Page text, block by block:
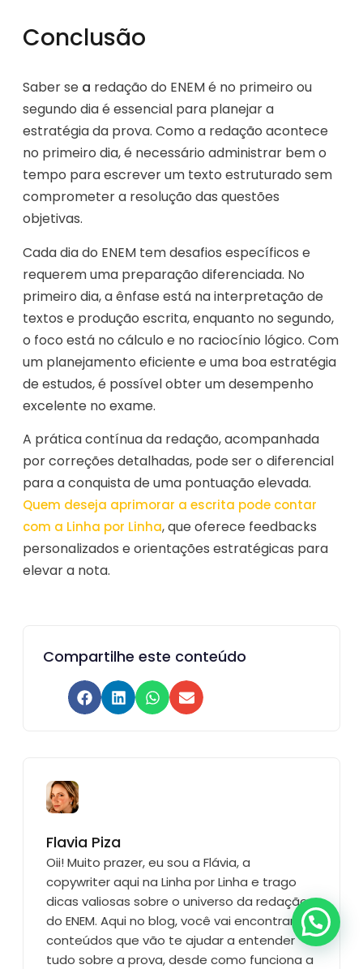
Conclusão
Saber se a redação do ENEM é no primeiro ou
segundo dia é essencial para planejar a
estratégia da prova. Como a redação acontece
no primeiro dia, é necessário administrar bem o
tempo para escrever um texto estruturado sem
comprometer a resolução das questões
objetivas.
Cada dia do ENEM tem desafios específicos e
requerem uma preparação diferenciada. No
primeiro dia, a ênfase está na interpretação de
textos e produção escrita, enquanto no segundo,
o foco está no cálculo e no raciocínio lógico. Com
um planejamento eficiente e uma boa estratégia
de estudos, é possível obter um desempenho
excelente no exame.
A prática contínua da redação, acompanhada
por correções detalhadas, pode ser o diferencial
para a conquista de uma pontuação elevada.
Quem deseja aprimorar a escrita pode contar
com a Linha por Linha, que oferece feedbacks
personalizados e orientações estratégicas para
elevar a nota.
Compartilhe este conteúdo
Flavia Piza
Oii! Muito prazer, eu sou a Flávia, a
copywriter aqui na Linha por Linha e trago
dicas valiosas sobre o universo da redação
do ENEM. Aqui no blog, você vai encontrar
conteúdos que vão te ajudar a entender
tudo sobre a prova, desde como funciona a